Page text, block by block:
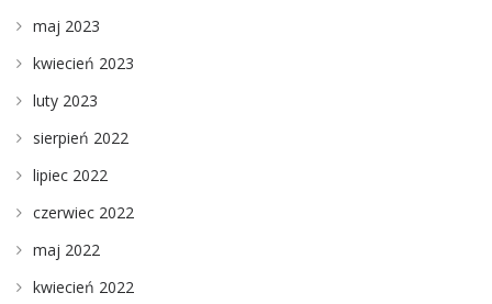
maj 2023
kwiecień 2023
luty 2023
sierpień 2022
lipiec 2022
czerwiec 2022
maj 2022
kwiecień 2022